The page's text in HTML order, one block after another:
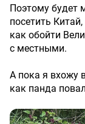
Поэтому будет
посетить
как обойти
с местными.
А пока я вхожу
как панда